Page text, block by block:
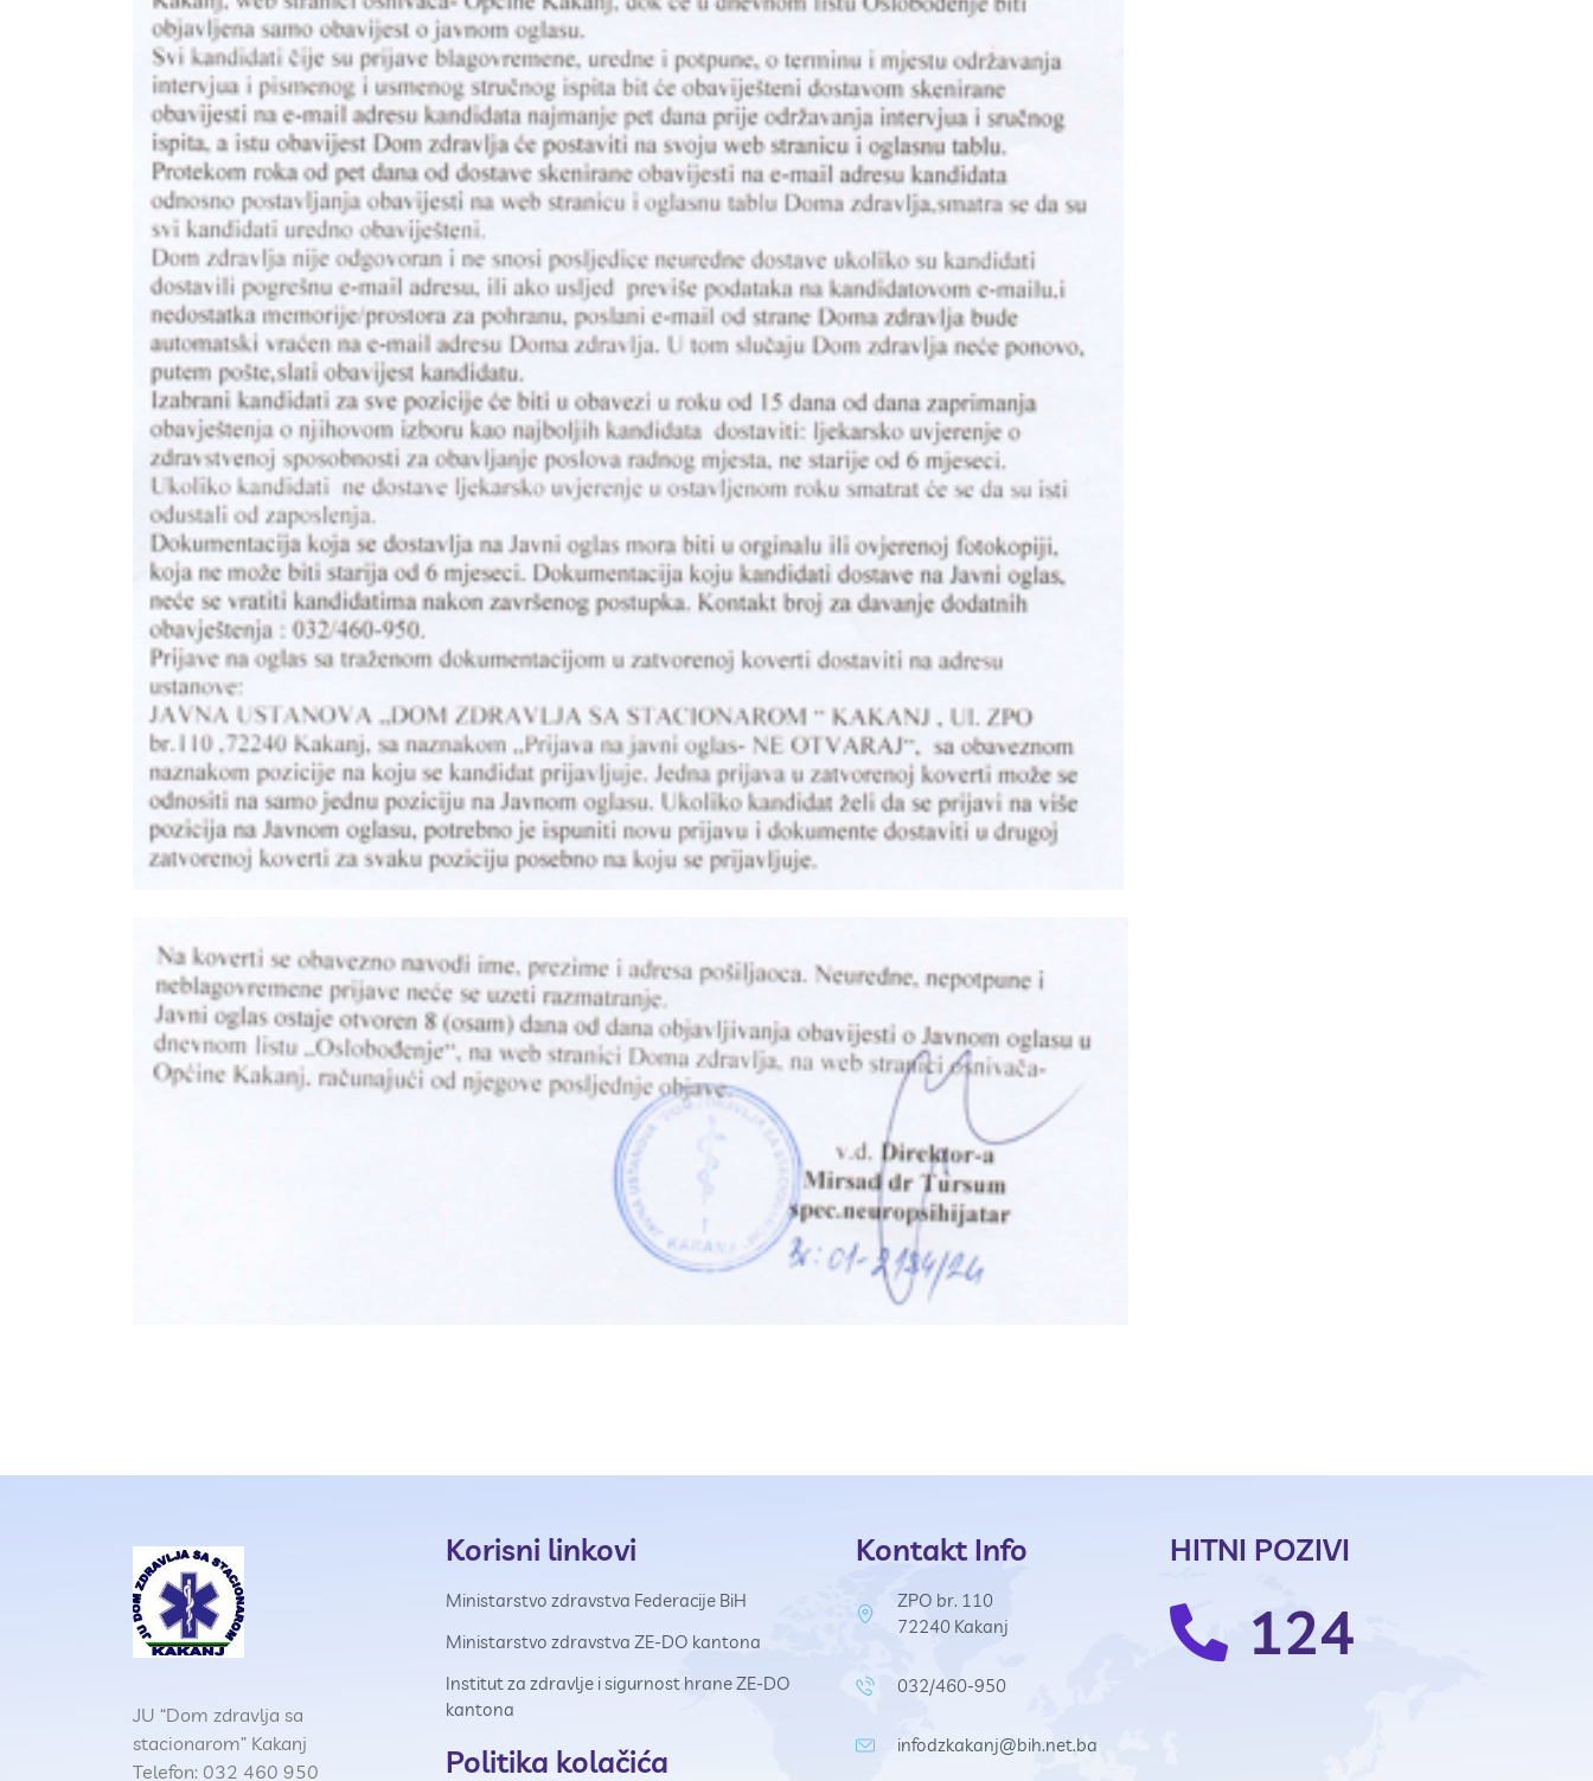
JU “Dom zdravlja sa
stacionarom” Kakanj
Telefon: 032 460 950
Korisni linkovi
Ministarstvo zdravstva Federacije BiH
Ministarstvo zdravstva ZE-DO kantona
Institut za zdravlje i sigurnost hrane ZE-DO
kantona
Politika kolačića
Kontakt Info
ZPO br. 110
72240 Kakanj
032/460-950
infodzkakanj@bih.net.ba
HITNI POZIVI
124